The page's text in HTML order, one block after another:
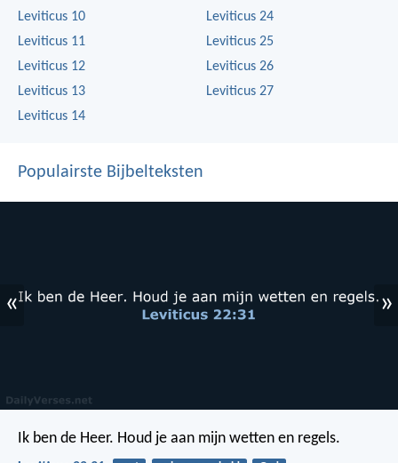
Leviticus 10
Leviticus 11
Leviticus 12
Leviticus 13
Leviticus 14
Leviticus 24
Leviticus 25
Leviticus 26
Leviticus 27
Populairste Bijbelteksten
« »
Ik ben de Heer. Houd je aan mijn wetten en regels.